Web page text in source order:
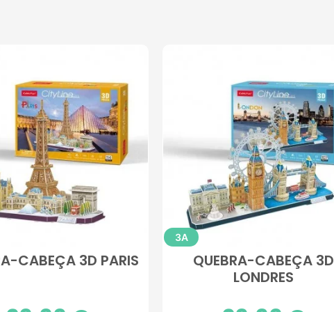
CABEÇA 3D PARIS
Preço
3A
QUEBRA-CABEÇA 3D
LONDRES
Preço